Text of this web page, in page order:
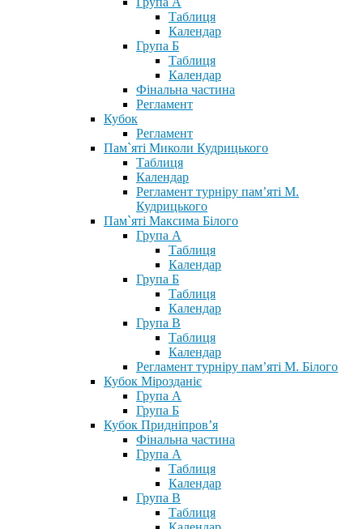
Таблиця
Календар
Група Б
Таблиця
Календар
Фінальна частина
Регламент
Кубок
Регламент
Пам`яті Миколи Кудрицького
Таблиця
Календар
Регламент турніру пам’яті М.
Кудрицького
Пам`яті Максима Білого
Група А
Таблиця
Календар
Група Б
Таблиця
Календар
Група В
Таблиця
Календар
Регламент турніру пам’яті М. Білого
Кубок Мірозданіє
Група А
Група Б
Кубок Придніпров’я
Фінальна частина
Група А
Таблиця
Календар
Група В
Таблиця